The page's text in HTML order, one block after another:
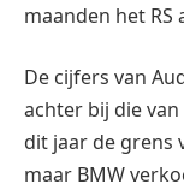
maanden het
De cijfers van
achter bij die
dit jaar de grens
maar BMW